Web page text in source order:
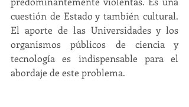
cuestión de Estado y también cultural.
El aporte de las Universidades y los
organismos públicos de ciencia y
tecnología es indispensable para el
abordaje de este problema.